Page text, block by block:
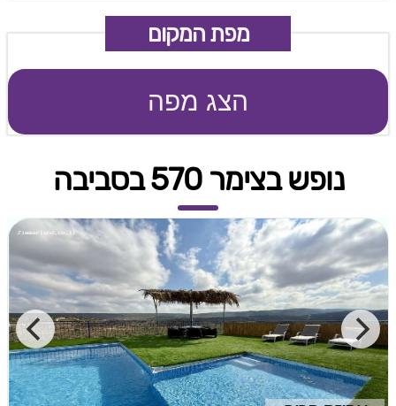
מפת המקום
הצג מפה
נופש בצימר 570 בסביבה